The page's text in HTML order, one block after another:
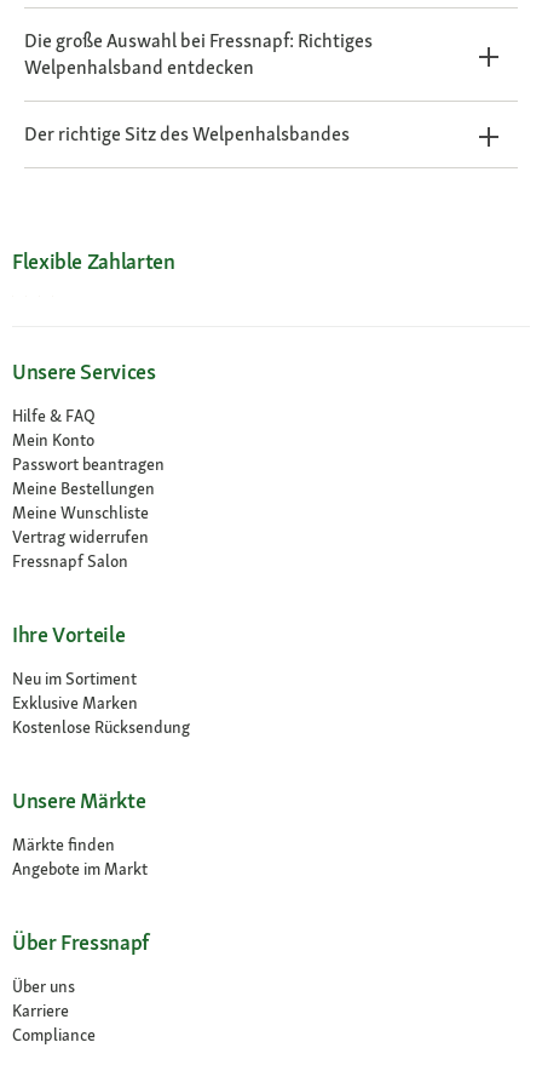
Die große Auswahl bei Fressnapf: Richtiges
Welpenhalsband entdecken
Der richtige Sitz des Welpenhalsbandes
Flexible Zahlarten
Unsere Services
Hilfe & FAQ
Mein Konto
Passwort beantragen
Meine Bestellungen
Meine Wunschliste
Vertrag widerrufen
Fressnapf Salon
Ihre Vorteile
Neu im Sortiment
Exklusive Marken
Kostenlose Rücksendung
Unsere Märkte
Märkte finden
Angebote im Markt
Über Fressnapf
Über uns
Karriere
Compliance